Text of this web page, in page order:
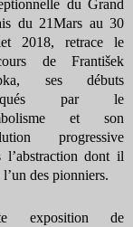
du Grand
du 21Mars au 30
2018, retrace le
de František
ses débuts
par le
et son
progressive
l’abstraction dont il
l’un des pionniers.
exposition de